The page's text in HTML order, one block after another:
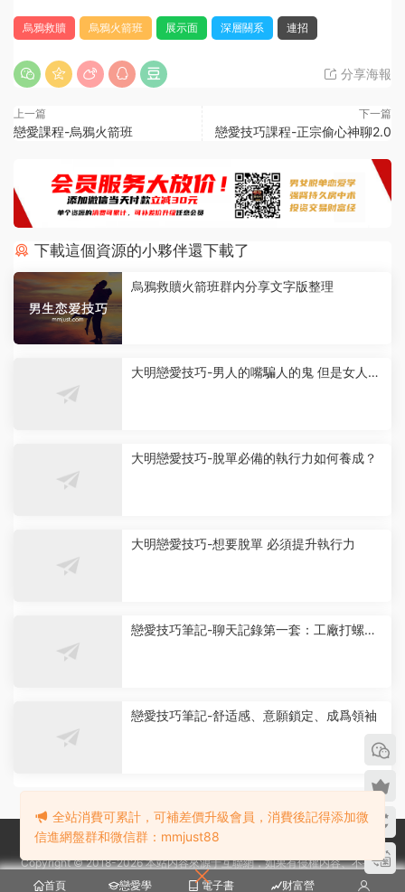
烏鴉救贖 烏鴉火箭班 展示面 深層關系 連招
分享海報
上一篇
戀愛課程-烏鴉火箭班
下一篇
戀愛技巧課程-正宗偷心神聊2.0
下載這個資源的小夥伴還下載了
烏鴉救贖火箭班群内分享文字版整理
大明戀愛技巧-男人的嘴騙人的鬼 但是女人喜
大明戀愛技巧-脫單必備的執行力如何養成？
大明戀愛技巧-想要脫單 必須提升執行力
戀愛技巧筆記-聊天記錄第一套：工廠打螺絲
戀愛技巧筆記-舒适感、意願鎖定、成爲領袖
首頁 戀愛學 電子書 财富營
Copyright © 2018-2026 本站内容來源于互聯網，如果有侵權内容、不妥之
處，請第一時間聯系我們删除。敬請諒解! 微信：mmjust88
全站消費可累計，可補差價升級會員，消費後記得添加微
信進網盤群和微信群：mmjust88